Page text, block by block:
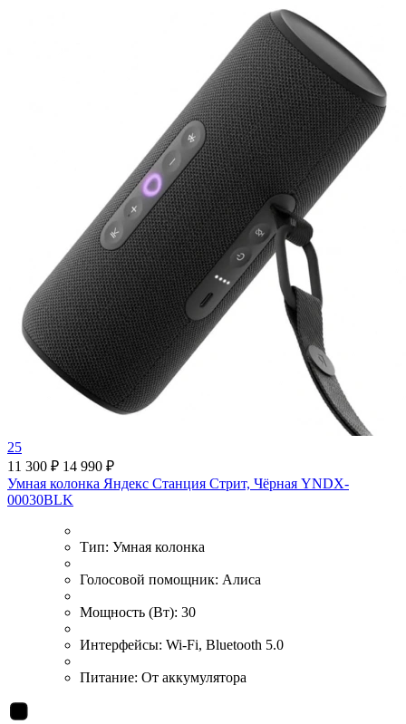
25
11 300 ₽ 14 990 ₽
Умная колонка Яндекс Станция Стрит, Чёрная YNDX-
00030BLK
Тип: Умная колонка
Голосовой помощник: Алиса
Мощность (Вт): 30
Интерфейсы: Wi-Fi, Bluetooth 5.0
Питание: От аккумулятора